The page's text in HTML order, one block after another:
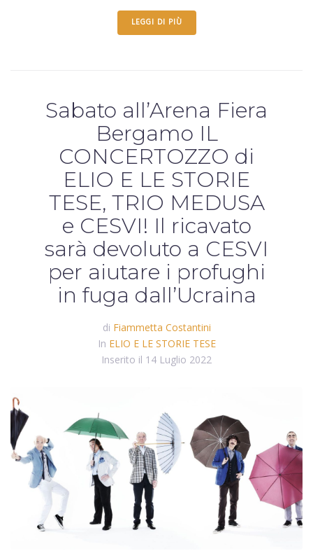
LEGGI DI PIÙ
Sabato all’Arena Fiera
Bergamo IL
CONCERTOZZO di
ELIO E LE STORIE
TESE, TRIO MEDUSA
e CESVI! Il ricavato
sarà devoluto a CESVI
per aiutare i profughi
in fuga dall’Ucraina
di Fiammetta Costantini
In ELIO E LE STORIE TESE
Inserito il 14 Luglio 2022